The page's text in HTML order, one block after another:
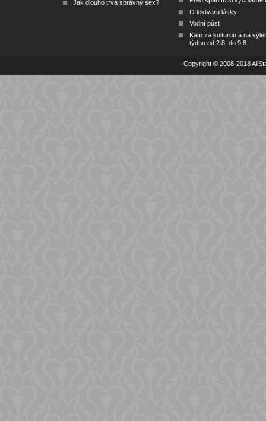
Jak dlouho trvá správný sex?
O lektvaru lásky
Vodní půst
Kam za kulturou a na
týdnu od 2.8. do 9.8.
Copyright © 2008-2018